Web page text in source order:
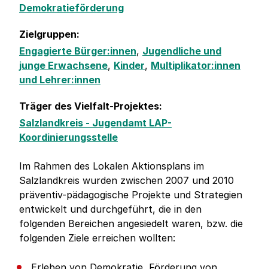
Demokratieförderung
Zielgruppen:
Engagierte Bürger:innen, Jugendliche und
junge Erwachsene, Kinder, Multiplikator:innen
und Lehrer:innen
Träger des Vielfalt-Projektes:
Salzlandkreis - Jugendamt LAP-
Koordinierungsstelle
Im Rahmen des Lokalen Aktionsplans im
Salzlandkreis wurden zwischen 2007 und 2010
präventiv-pädagogische Projekte und Strategien
entwickelt und durchgeführt, die in den
folgenden Bereichen angesiedelt waren, bzw. die
folgenden Ziele erreichen wollten: